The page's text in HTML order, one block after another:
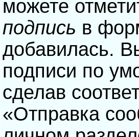
можете
подпись в
добавилась.
подписи по
сделав
«Отправка